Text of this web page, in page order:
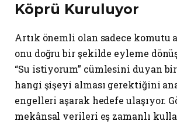
Köprü Kuruluyor
Artık önemli olan sadece komutu
onu doğru bir şekilde eyleme
“Su istiyorum” cümlesini duyan bir
hangi şişeyi alması gerektiğini
engelleri aşarak hedefe ulaşıyor.
mekânsal verileri eş zamanlı